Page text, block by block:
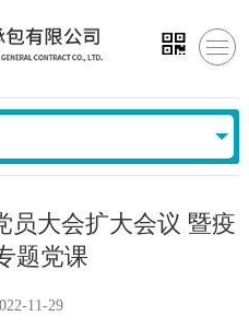
员大会扩大会议 暨疫
题党课
11-29